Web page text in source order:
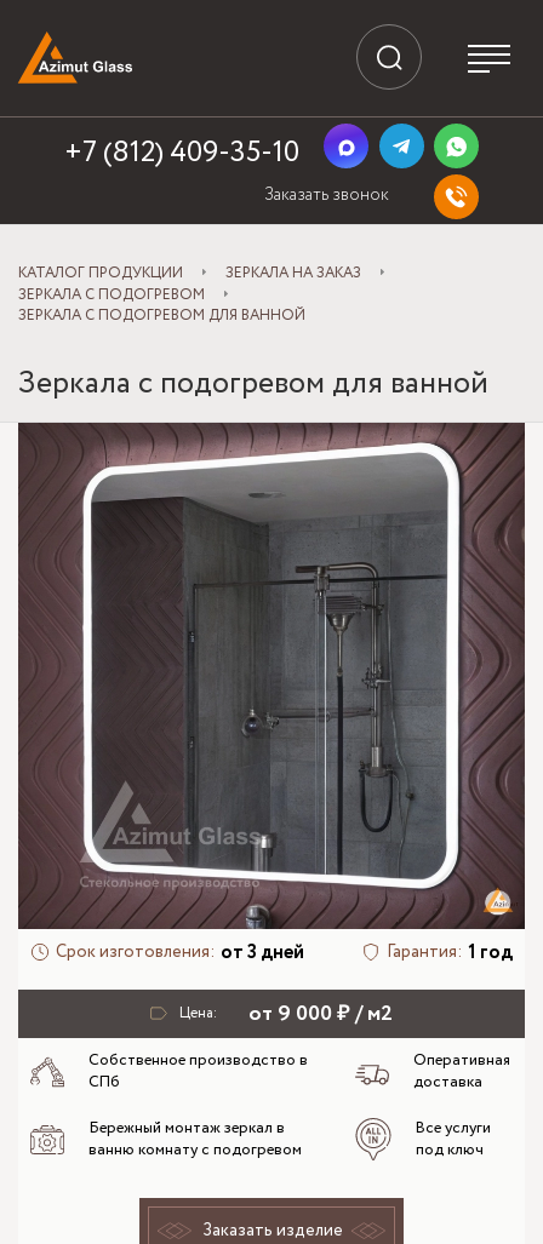
+7 (812) 409-35-10
Заказать звонок
КАТАЛОГ ПРОДУКЦИИ
ЗЕРКАЛА НА ЗАКАЗ
ЗЕРКАЛА С ПОДОГРЕВОМ
ЗЕРКАЛА С ПОДОГРЕВОМ ДЛЯ ВАННОЙ
Зеркала с подогревом для ванной
Срок изготовления: от 3 дней Гарантия: 1 год
Цена: от 9 000 ₽ / м2
Собственное производство в
СПб
Оперативная
доставка
Бережный монтаж зеркал в
ванню комнату с подогревом
Все услуги
под ключ
Заказать изделие